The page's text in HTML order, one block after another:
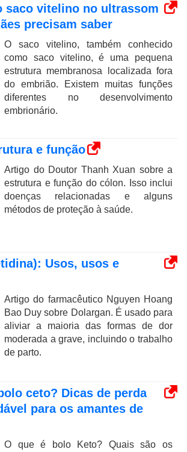
saco vitelino no ultrassom
precisam saber
O saco vitelino, também conhecido
como saco vitelino, é uma pequena
estrutura membranosa localizada fora
do embrião. Existem muitas funções
diferentes no desenvolvimento
embrionário.
e função
Artigo do Doutor Thanh Xuan sobre a
estrutura e função do cólon. Isso inclui
doenças relacionadas e alguns
métodos de proteção à saúde.
Usos, usos e
Artigo do farmacêutico Nguyen Hoang
Bao Duy sobre Dolargan. É usado para
aliviar a maioria das formas de dor
moderada a grave, incluindo o trabalho
de parto.
ceto? Dicas de perda
para os amantes de
O que é bolo Keto? Quais são os